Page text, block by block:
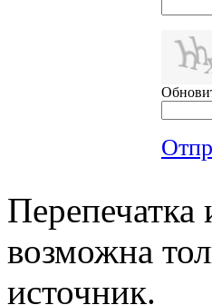
возможна
источник.